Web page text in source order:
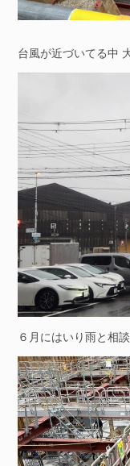
台風が近づいてる中
６月にはいり雨と相